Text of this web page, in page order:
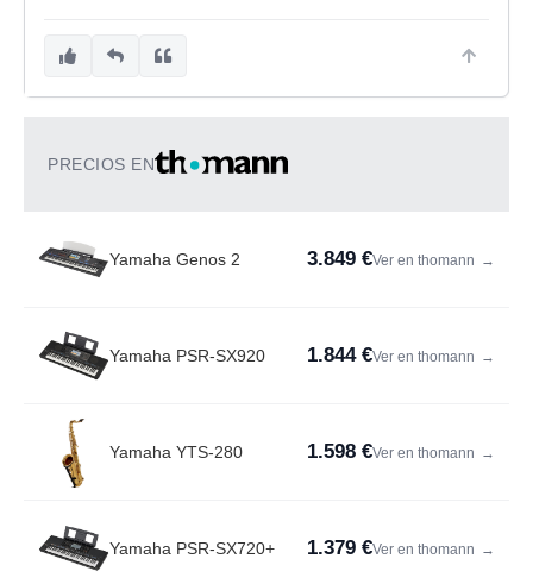
PRECIOS EN
Yamaha Genos 2 3.849 €Ver en thomann →
Yamaha PSR-SX920 1.844 €Ver en thomann →
Yamaha YTS-280 1.598 €Ver en thomann →
Yamaha PSR-SX720+ 1.379 €Ver en thomann →